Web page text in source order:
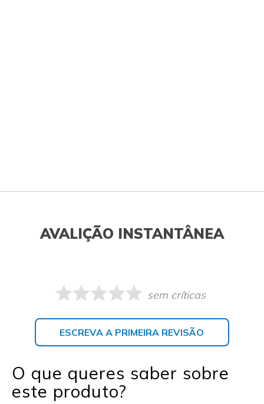
AVALIÇÃO INSTANTÂNEA
sem críticas
ESCREVA A PRIMEIRA REVISÃO
O que queres saber sobre
este produto?